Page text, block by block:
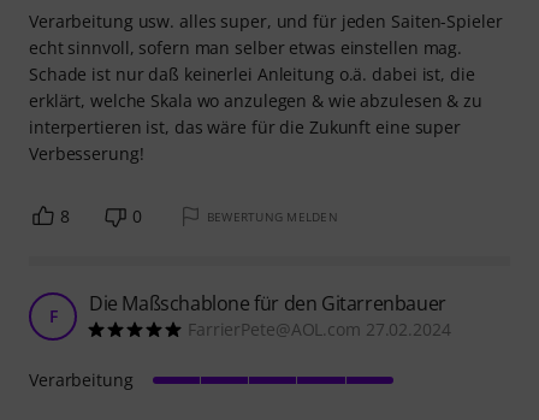
Verarbeitung usw. alles super, und für jeden Saiten-Spieler
echt sinnvoll, sofern man selber etwas einstellen mag.
Schade ist nur daß keinerlei Anleitung o.ä. dabei ist, die
erklärt, welche Skala wo anzulegen & wie abzulesen & zu
interpertieren ist, das wäre für die Zukunft eine super
Verbesserung!
8 0 BEWERTUNG MELDEN
F Die Maßschablone für den Gitarrenbauer
FarrierPete@AOL.com 27.02.2024
Verarbeitung